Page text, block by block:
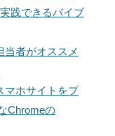
践できるバイブ
当者がオススメ
マホサイトをプ
Chromeの